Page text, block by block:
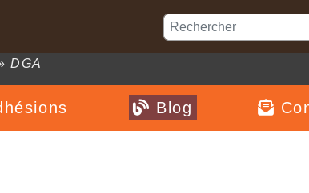
DGA
Blog